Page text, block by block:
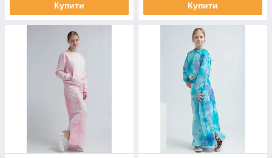
Купити Купити